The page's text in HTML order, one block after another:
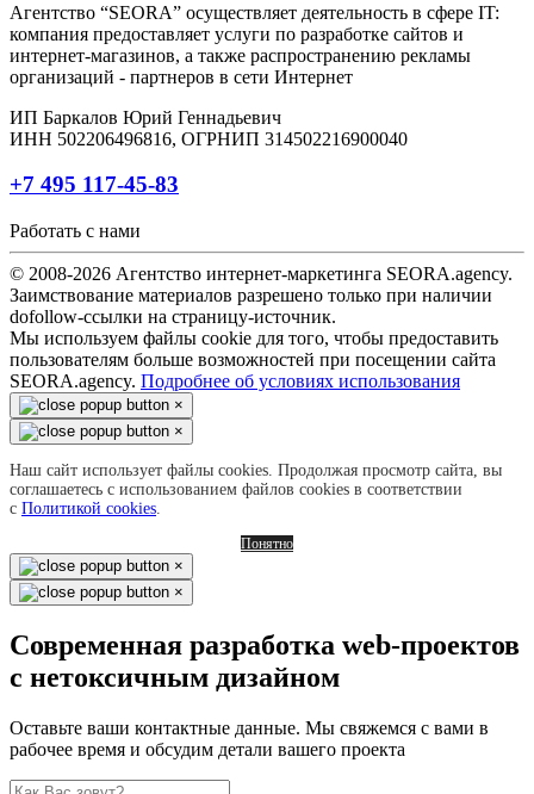
Агентство “SEORA” осуществляет деятельность в сфере IT:
компания предоставляет услуги по разработке сайтов и
интернет-магазинов, а также распространению рекламы
организаций - партнеров в сети Интернет
ИП Баркалов Юрий Геннадьевич
ИНН 502206496816, ОГРНИП 314502216900040
+7 495 117-45-83
Работать с нами
© 2008-2026 Агентство интернет-маркетинга SEORA.agency.
Заимствование материалов разрешено только при наличии
dofollow-ссылки на страницу-источник.
Мы используем файлы cookie для того, чтобы предоставить
пользователям больше возможностей при посещении сайта
SEORA.agency. Подробнее об условиях использования
×
×
Наш сайт использует файлы cookies. Продолжая просмотр сайта, вы
соглашаетесь с использованием файлов cookies в соответствии
с Политикой cookies
Понятно
×
×
Современная разработка web-проектов
с нетоксичным дизайном
Оставьте ваши контактные данные. Мы свяжемся с вами в
рабочее время и обсудим детали вашего проекта